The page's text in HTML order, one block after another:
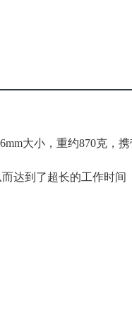
大小，重约870克，
达到了超长的工作时间